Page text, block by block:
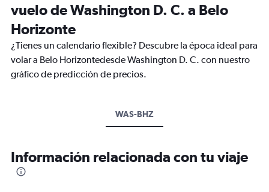
vuelo de Washington D. C. a Belo
Horizonte
¿Tienes un calendario flexible? Descubre la época ideal para
volar a Belo Horizontedesde Washington D. C. con nuestro
gráfico de predicción de precios.
WAS-BHZ
Información relacionada con tu viaje